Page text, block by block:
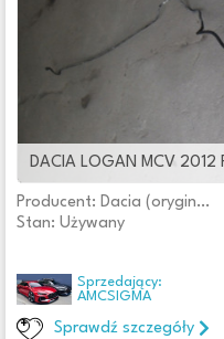
DACIA LOGAN MCV 2012
Producent: Dacia (oryginalne OE)
Stan: Używany
Sprzedający:
AMCSIGMA
Sprawdź szczegóły